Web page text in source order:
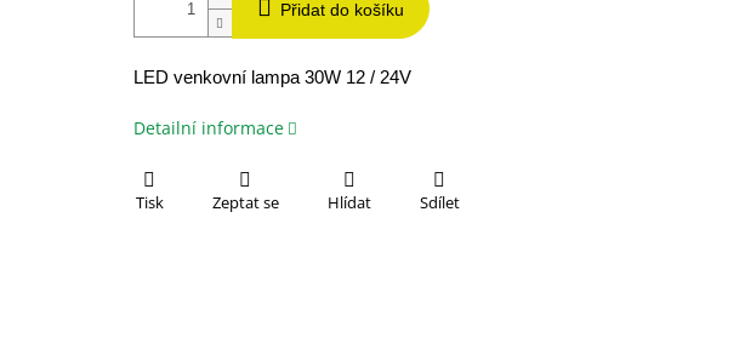
Přidat do košíku
LED venkovní lampa 30W 12 / 24V
Detailní informace
Tisk Zeptat se Hlídat Sdílet